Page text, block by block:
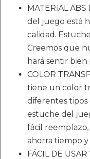
MATERIAL ABS
del juego está
calidad.
Creemos que
hará sentir
COLOR
tiene un color
diferentes tipos
estuche del
fácil
ahorra tiempo
FÁCIL DE